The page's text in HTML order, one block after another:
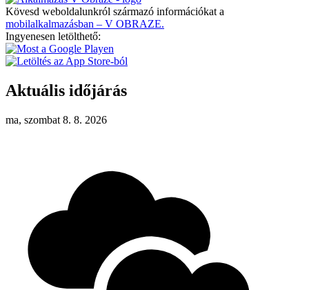
Kövesd weboldalunkról származó információkat a
mobilalkalmazásban – V OBRAZE.
Ingyenesen letölthető:
Aktuális időjárás
ma, szombat 8. 8. 2026